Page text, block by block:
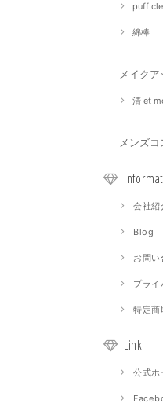
puff
綿棒
メイク
清 et
メンズコ
会社紹
Blog
お問
プラ
特定商
Link
公式ホ